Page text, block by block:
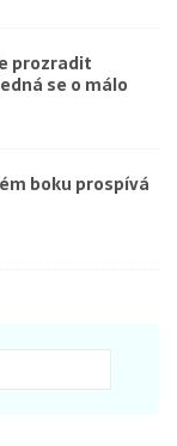
prozradit
se o málo
boku prospívá